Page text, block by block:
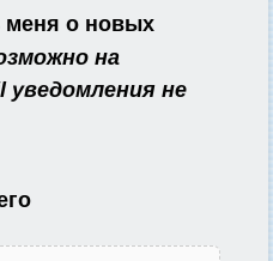
меня о новых
на
уведомления не